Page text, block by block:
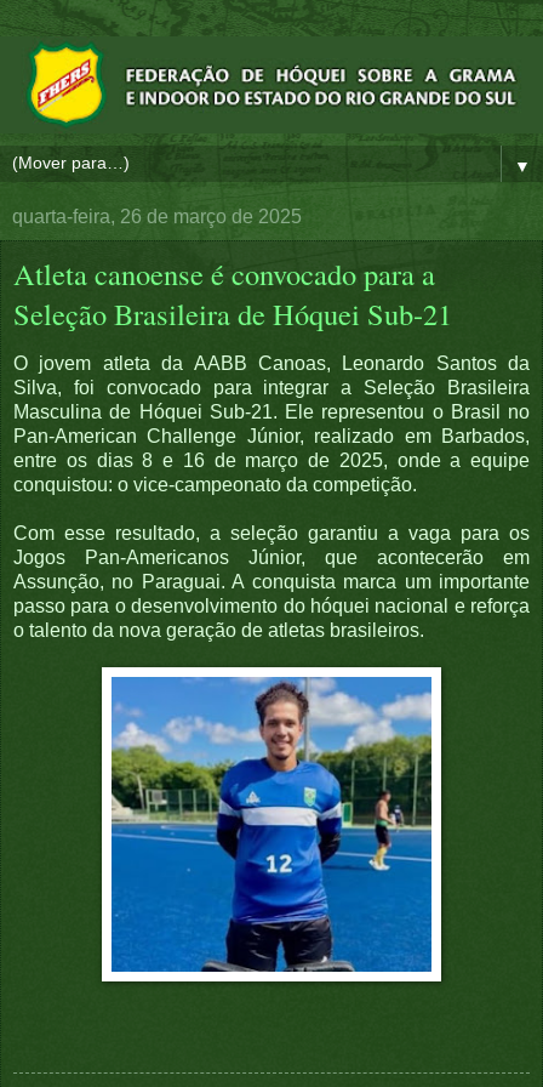
▼
quarta-feira, 26 de março de 2025
Atleta canoense é convocado para a
Seleção Brasileira de Hóquei Sub-21
O jovem atleta da AABB Canoas, Leonardo Santos da
Silva, foi convocado para integrar a Seleção Brasileira
Masculina de Hóquei Sub-21. Ele representou o Brasil no
Pan-American Challenge Júnior, realizado em Barbados,
entre os dias 8 e 16 de março de 2025, onde a equipe
conquistou: o vice-campeonato da competição.
Com esse resultado, a seleção garantiu a vaga para os
Jogos Pan-Americanos Júnior, que acontecerão em
Assunção, no Paraguai. A conquista marca um importante
passo para o desenvolvimento do hóquei nacional e reforça
o talento da nova geração de atletas brasileiros.